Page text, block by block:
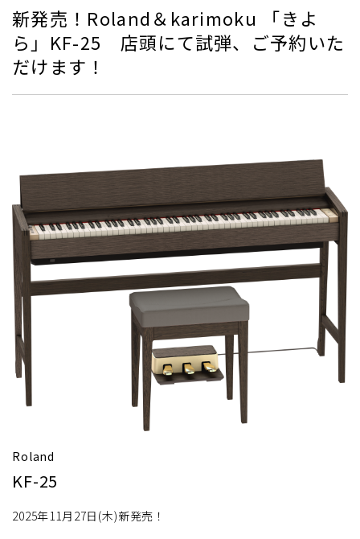
新発売！Roland＆karimoku 「きよ
ら」KF-25 店頭にて試弾、ご予約いた
だけます！
Roland
KF-25
2025年11月27日(木)新発売！